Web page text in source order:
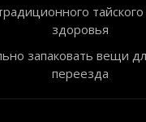
здоровья
запаковать вещи
переезда